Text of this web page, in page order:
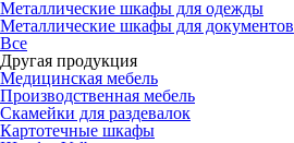
Металлические шкафы для одежды
Металлические шкафы для документов
Все
Другая продукция
Медицинская мебель
Производственная мебель
Скамейки для раздевалок
Картотечные шкафы